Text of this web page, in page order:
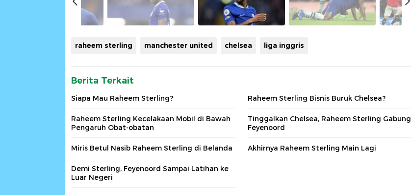
raheem sterling manchester united chelsea liga inggris
Berita Terkait
Siapa Mau Raheem Sterling? Raheem Sterling Bisnis Buruk Chelsea?
Raheem Sterling Kecelakaan Mobil di Bawah
Pengaruh Obat-obatan
Tinggalkan Chelsea, Raheem Sterling Gabung
Feyenoord
Miris Betul Nasib Raheem Sterling di Belanda Akhirnya Raheem Sterling Main Lagi
Demi Sterling, Feyenoord Sampai Latihan ke
Luar Negeri